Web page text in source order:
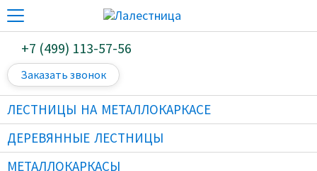
+7 (499) 113-57-56
Заказать звонок
ЛЕСТНИЦЫ НА МЕТАЛЛОКАРКАСЕ
ДЕРЕВЯННЫЕ ЛЕСТНИЦЫ
МЕТАЛЛОКАРКАСЫ